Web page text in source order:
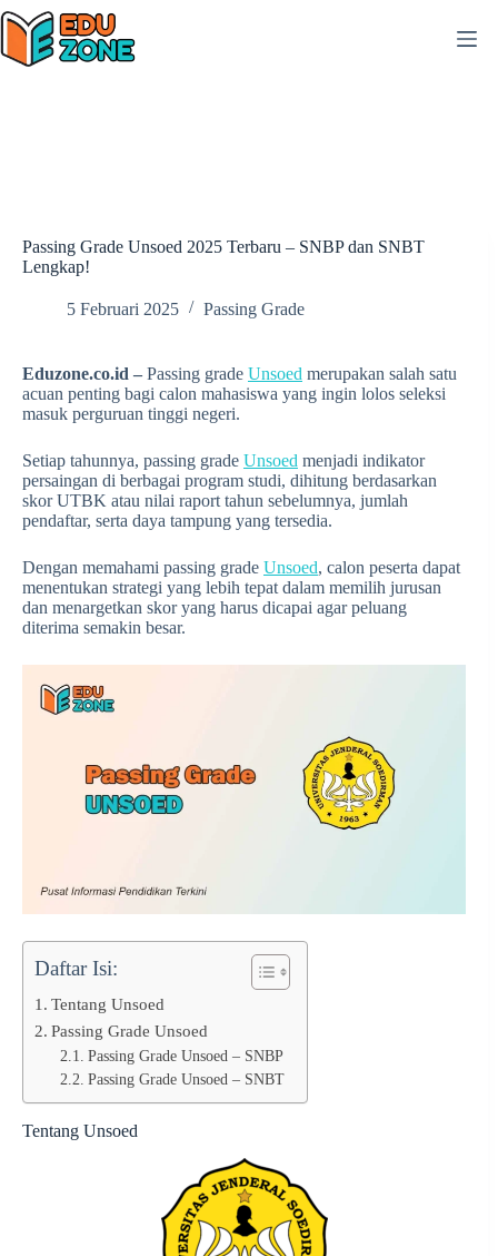
Skip
to
content
Passing Grade Unsoed 2025 Terbaru – SNBP dan SNBT
Lengkap!
5 Februari 2025 Passing Grade
Eduzone.co.id – Passing grade Unsoed merupakan salah satu
acuan penting bagi calon mahasiswa yang ingin lolos seleksi
masuk perguruan tinggi negeri.
Setiap tahunnya, passing grade Unsoed menjadi indikator
persaingan di berbagai program studi, dihitung berdasarkan
skor UTBK atau nilai raport tahun sebelumnya, jumlah
pendaftar, serta daya tampung yang tersedia.
Dengan memahami passing grade Unsoed, calon peserta dapat
menentukan strategi yang lebih tepat dalam memilih jurusan
dan menargetkan skor yang harus dicapai agar peluang
diterima semakin besar.
Daftar Isi:
Tentang Unsoed
Passing Grade Unsoed
Passing Grade Unsoed – SNBP
Passing Grade Unsoed – SNBT
Tentang Unsoed